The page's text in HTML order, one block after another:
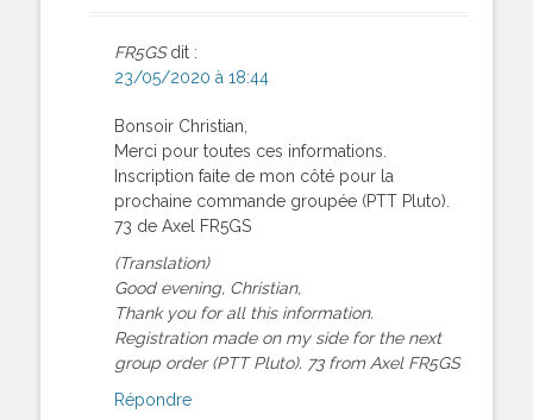
FR5GS dit :
23/05/2020 à 18:44
Bonsoir Christian,
Merci pour toutes ces informations.
Inscription faite de mon côté pour la
prochaine commande groupée (PTT Pluto).
73 de Axel FR5GS
(Translation)
Good evening, Christian,
Thank you for all this information.
Registration made on my side for the next
group order (PTT Pluto). 73 from Axel FR5GS
Répondre